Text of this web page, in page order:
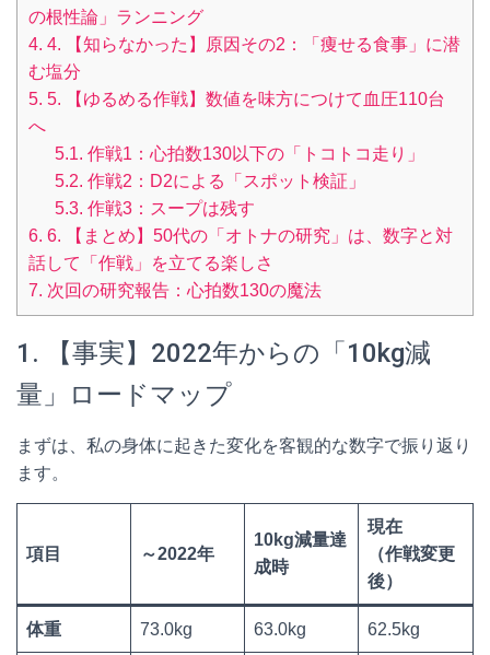
の根性論」ランニング
4. 4. 【知らなかった】原因その2：「痩せる食事」に潜
む塩分
5. 5. 【ゆるめる作戦】数値を味方につけて血圧110台
へ
5.1. 作戦1：心拍数130以下の「トコトコ走り」
5.2. 作戦2：D2による「スポット検証」
5.3. 作戦3：スープは残す
6. 6. 【まとめ】50代の「オトナの研究」は、数字と対
話して「作戦」を立てる楽しさ
7. 次回の研究報告：心拍数130の魔法
1. 【事実】2022年からの「10kg減
量」ロードマップ
まずは、私の身体に起きた変化を客観的な数字で振り返り
ます。
項目 ～2022年
10kg減量達
成時
現在
（作戦変更
後）
体重 73.0kg 63.0kg 62.5kg